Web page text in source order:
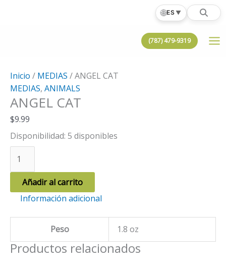
🌐ES▼
(787) 479-9319
Inicio / MEDIAS / ANGEL CAT
MEDIAS, ANIMALS
ANGEL CAT
$9.99
Disponibilidad: 5 disponibles
CAT
cantidad
Añadir al carrito
Información adicional
Peso 1.8 oz
Productos relacionados